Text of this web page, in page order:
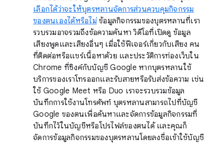
เลือกได้ว่าจะให้บุตรหลานจัดการส่วนควบคุมกิจกรรม
ของตนเองได้หรือไม่ข้อมูลกิจกรรมของบุตรหลานที่เรา
รวบรวมอาจรวมถึงข้อความค้นหา วิดีโอที่เปิดดู ข้อมูล
เสียงพูดและเสียงอื่นๆ เมื่อใช้ฟีเจอร์เกี่ยวกับเสียง คน
ที่ติดต่อหรือแชร์เนื้อหาด้วย และประวัติการท่องเว็บใน
Chrome ที่ซิงค์กับบัญชี Google หากบุตรหลานใช้
บริการของเราโทรออกและรับสายหรือรับส่งข้อความ เช่น
ใช้ Google Meet หรือ Duo เราจะรวบรวมข้อมูล
บันทึกการใช้งานโทรศัพท์ บุตรหลานสามารถไปที่บัญชี
Google ของตนเพื่อค้นหาและจัดการข้อมูลกิจกรรมที่
บันทึกไว้ในบัญชีหรือโปรไฟล์ของตนได้ และคุณก็
จัดการข้อมูลกิจกรรมของบุตรหลานโดยลงชื่อเข้าใช้บัญชี